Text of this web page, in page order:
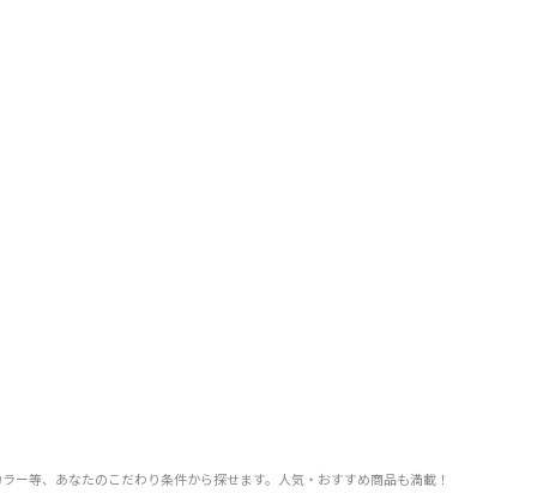
ー等、あなたのこだわり条件から探せます。人気・おすすめ商品も満載！